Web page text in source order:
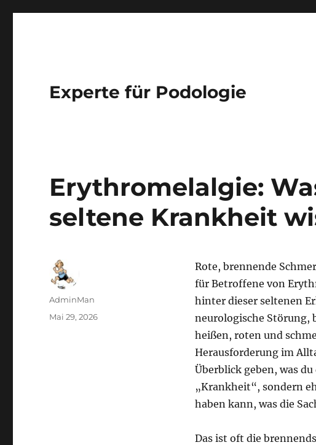
Experte für Podologie
Erythromelalgie:
seltene Krankheit
Rote, brennende
für Betroffene von
hinter dieser seltenen
neurologische Störung,
heißen, roten und
Herausforderung im
Überblick geben, was
„Krankheit“, sondern
haben kann, was die
Das ist oft die
Autor
AdminMan
Veröffentlicht
Mai 29, 2026